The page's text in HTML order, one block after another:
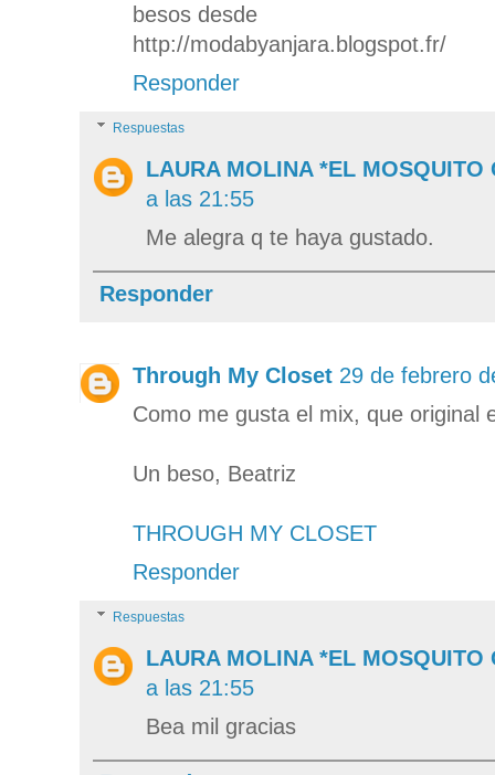
besos desde
http://modabyanjara.blogspot.fr/
Responder
Respuestas
LAURA MOLINA *EL MOSQUITO
a las 21:55
Me alegra q te haya gustado.
Responder
Through My Closet 29 de febrero
Como me gusta el mix, que original
Un beso, Beatriz
THROUGH MY CLOSET
Responder
Respuestas
LAURA MOLINA *EL MOSQUITO
a las 21:55
Bea mil gracias